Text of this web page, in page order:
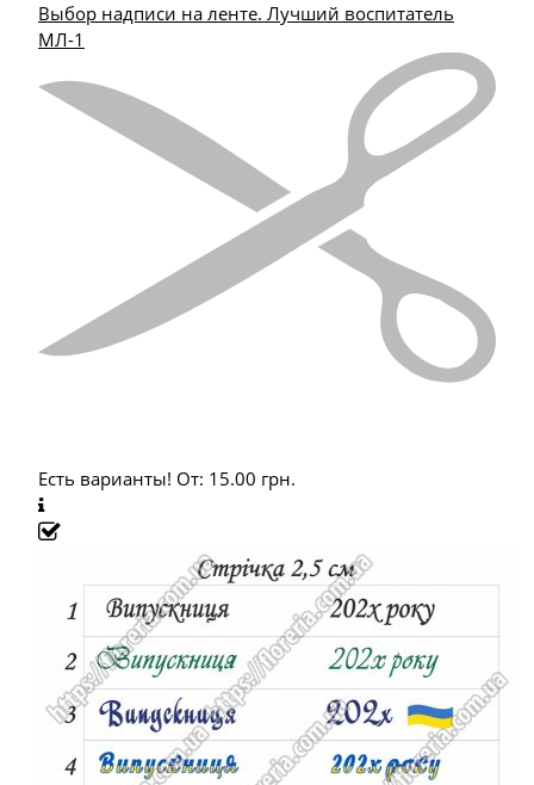
Выбор надписи на ленте. Лучший воспитатель
МЛ-1
Есть варианты! От: 15.00 грн.